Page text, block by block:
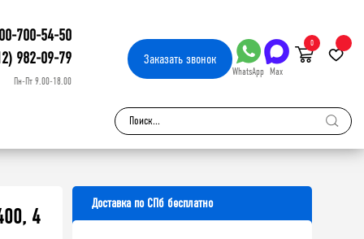
700-54-50
982-09-79
Пн-Пт 9.00-18.00
Заказатьзвонок
WhatsApp Max
0
4
Доставка по СПб бесплатно